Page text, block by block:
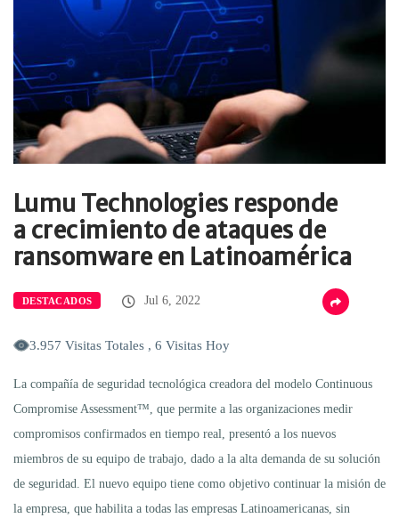
Lumu Technologies responde
a crecimiento de ataques de
ransomware en Latinoamérica
DESTACADOS Jul 6, 2022
3.957 Visitas Totales , 6 Visitas Hoy
La compañía de seguridad tecnológica creadora del modelo Continuous
Compromise Assessment™, que permite a las organizaciones medir
compromisos confirmados en tiempo real, presentó a los nuevos
miembros de su equipo de trabajo, dado a la alta demanda de su solución
de seguridad. El nuevo equipo tiene como objetivo continuar la misión de
la empresa, que habilita a todas las empresas Latinoamericanas, sin